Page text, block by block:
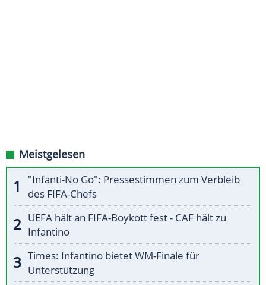
Meistgelesen
"Infanti-No Go": Pressestimmen zum Verbleib
des FIFA-Chefs
UEFA hält an FIFA-Boykott fest - CAF hält zu
Infantino
Times: Infantino bietet WM-Finale für
Unterstützung